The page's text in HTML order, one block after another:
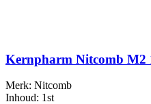
Kernpharm Nitcomb M2
Merk: Nitcomb
Inhoud: 1st